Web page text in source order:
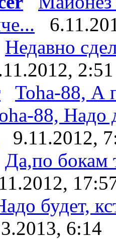
Недавно
2:51
Toha-88, А
88, Надо
9.11.2012,
Да,по бокам
будет,
6:14